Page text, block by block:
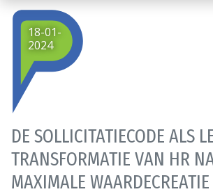
DE SOLLICITATIECODE ALS
TRANSFORMATIE VAN HR
MAXIMALE WAARDECREATIE
18-01-
2024